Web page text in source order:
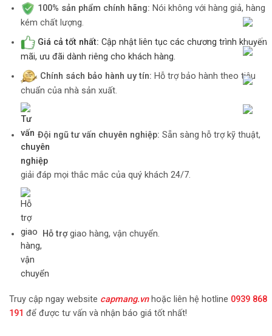
100% sản phẩm chính hãng: Nói không với hàng giả, hàng
kém chất lượng.
Giá cả tốt nhất: Cập nhật liên tục các chương trình khuyến
mãi, ưu đãi dành riêng cho khách hàng.
Chính sách bảo hành uy tín: Hỗ trợ bảo hành theo tiêu
chuẩn của nhà sản xuất.
Đội ngũ tư vấn chuyên nghiệp: Sẵn sàng hỗ trợ kỹ thuật,
giải đáp mọi thắc mắc của quý khách 24/7.
Hỗ trợgiao hàng, vận chuyển.
Truy cập ngay website capmang.vnhoặc liên hệ hotline 0939 868
191 để được tư vấn và nhận báo giá tốt nhất!